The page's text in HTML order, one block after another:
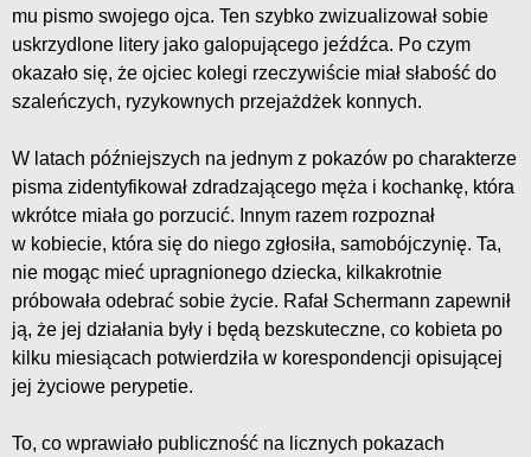
mu pismo swojego ojca. Ten szybko zwizualizował sobie
uskrzydlone litery jako galopującego jeźdźca. Po czym
okazało się, że ojciec kolegi rzeczywiście miał słabość do
szaleńczych, ryzykownych przejażdżek konnych.
W latach późniejszych na jednym z pokazów po charakterze
pisma zidentyfikował zdradzającego męża i kochankę, która
wkrótce miała go porzucić. Innym razem rozpoznał
w kobiecie, która się do niego zgłosiła, samobójczynię. Ta,
nie mogąc mieć upragnionego dziecka, kilkakrotnie
próbowała odebrać sobie życie. Rafał Schermann zapewnił
ją, że jej działania były i będą bezskuteczne, co kobieta po
kilku miesiącach potwierdziła w korespondencji opisującej
jej życiowe perypetie.
To, co wprawiało publiczność na licznych pokazach